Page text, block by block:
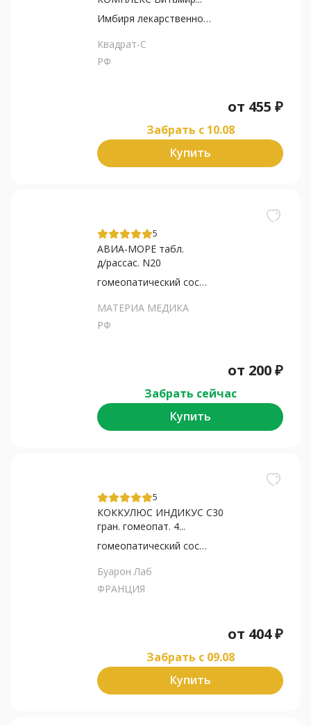
Имбиря лекарственного...
Квадрат-С
РФ
от 455 ₽
Забрать c 10.08
Купить
5
АВИА-МОРЕ табл.
д/рассас. N20
гомеопатический состав
МАТЕРИА МЕДИКА
РФ
от 200₽
Забрать сейчас
Купить
5
КОККУЛЮС ИНДИКУС С30
гран. гомеопат. 4...
гомеопатический состав
Буарон Лаб
ФРАНЦИЯ
от 404₽
Забрать c 09.08
Купить